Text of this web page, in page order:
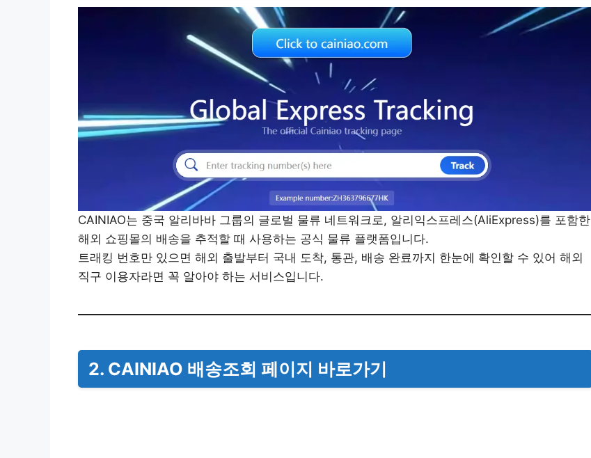
CAINIAO는 중국 알리바바 그룹의 글로벌 물류 네트워크로, 알리익스프레스(AliExpress)를 포함한
해외 쇼핑몰의 배송을 추적할 때 사용하는 공식 물류 플랫폼입니다.
트래킹 번호만 있으면 해외 출발부터 국내 도착, 통관, 배송 완료까지 한눈에 확인할 수 있어 해외
직구 이용자라면 꼭 알아야 하는 서비스입니다.
2. CAINIAO 배송조회 페이지 바로가기